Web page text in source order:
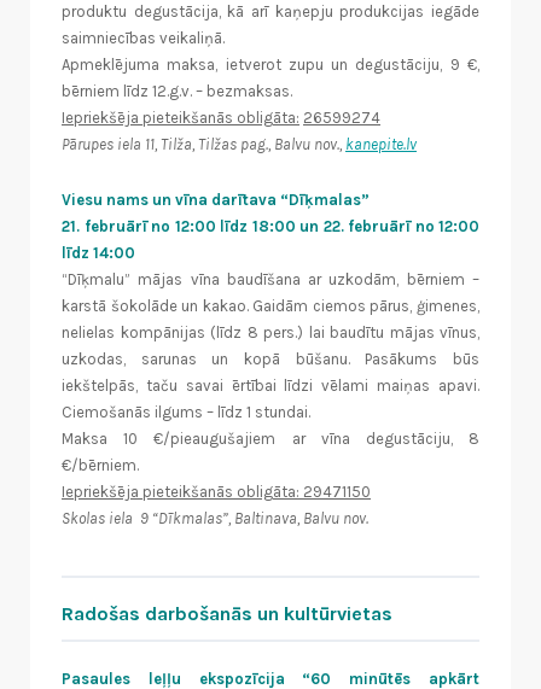
produktu degustācija, kā arī kaņepju produkcijas iegāde
saimniecības veikaliņā.
Apmeklējuma maksa, ietverot zupu un degustāciju, 9 €,
bērniem līdz 12.g.v. – bezmaksas.
Iepriekšēja pieteikšanās obligāta: 26599274
Pārupes iela 11, Tilža, Tilžas pag., Balvu nov., kanepite.lv
Viesu nams un vīna darītava “Dīķmalas”
21. februārī no 12:00 līdz 18:00 un 22. februārī no 12:00
līdz 14:00
“Dīķmalu” mājas vīna baudīšana ar uzkodām, bērniem –
karstā šokolāde un kakao. Gaidām ciemos pārus, ģimenes,
nelielas kompānijas (līdz 8 pers.) lai baudītu mājas vīnus,
uzkodas, sarunas un kopā būšanu. Pasākums būs
iekštelpās, taču savai ērtībai līdzi vēlami maiņas apavi.
Ciemošanās ilgums – līdz 1 stundai.
Maksa 10 €/pieaugušajiem ar vīna degustāciju, 8
€/bērniem.
Iepriekšēja pieteikšanās obligāta: 29471150
Skolas iela 9 “Dīkmalas”, Baltinava, Balvu nov.
Radošas darbošanās un kultūrvietas
Pasaules leļļu ekspozīcija “60 minūtēs apkārt